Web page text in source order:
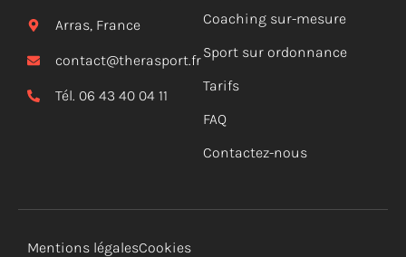
Arras, France
contact@therasport.fr
Tél. 06 43 40 04 11
Coaching sur-mesure
Sport sur ordonnance
Tarifs
FAQ
Contactez-nous
Mentions légalesCookies